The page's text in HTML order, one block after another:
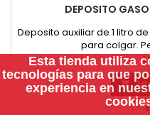
DEPOSITO
Deposito auxiliar de 1 litro
para colgar.


Esta tienda utiliza
tecnologías para que
experiencia en